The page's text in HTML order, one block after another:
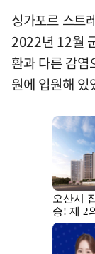
싱가포르 스트
2022년 12월
환과 다른 감염
원에 입원해 있